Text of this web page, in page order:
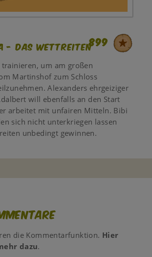
899
- Das Wettreiten
um am großen
Martinshof zum Schloss
Alexanders ehrgeiziger
will ebenfalls an den Start
arbeitet mit unfairen Mitteln. Bibi
sich nicht unterkriegen lassen
unbedingt gewinnen.
die Kommentarfunktion. Hier
dazu.